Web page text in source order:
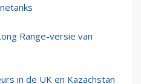
Range-versie van
in de UK en Kazachstan